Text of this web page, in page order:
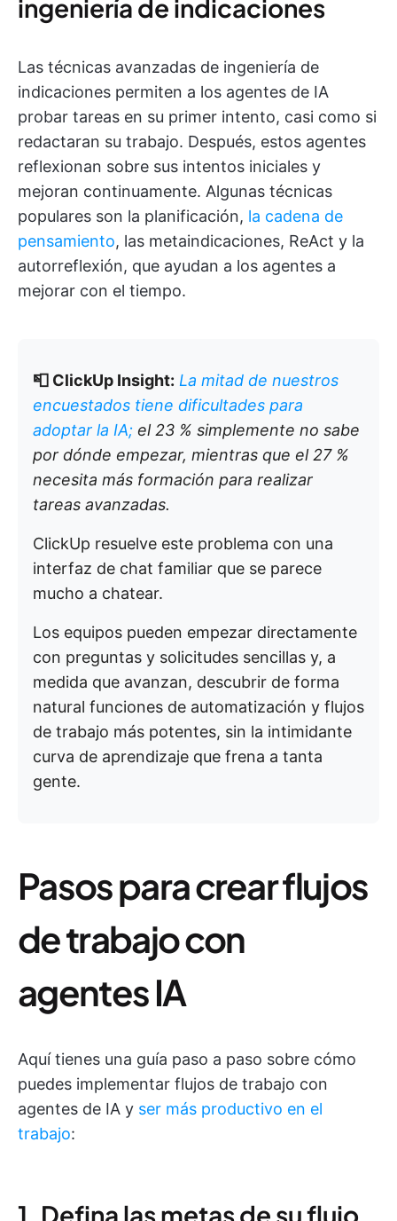
ingeniería de indicaciones
Las técnicas avanzadas de ingeniería de
indicaciones permiten a los agentes de IA
probar tareas en su primer intento, casi como si
redactaran su trabajo. Después, estos agentes
reflexionan sobre sus intentos iniciales y
mejoran continuamente. Algunas técnicas
populares son la planificación, la cadena de
pensamiento, las metaindicaciones, ReAct y la
autorreflexión, que ayudan a los agentes a
mejorar con el tiempo.
📮 ClickUp Insight: La mitad de nuestros
encuestados tiene dificultades para
adoptar la IA; el 23 % simplemente no sabe
por dónde empezar, mientras que el 27 %
necesita más formación para realizar
tareas avanzadas.
ClickUp resuelve este problema con una
interfaz de chat familiar que se parece
mucho a chatear.
Los equipos pueden empezar directamente
con preguntas y solicitudes sencillas y, a
medida que avanzan, descubrir de forma
natural funciones de automatización y flujos
de trabajo más potentes, sin la intimidante
curva de aprendizaje que frena a tanta
gente.
Pasos para crear flujos
de trabajo con
agentes IA
Aquí tienes una guía paso a paso sobre cómo
puedes implementar flujos de trabajo con
agentes de IA y ser más productivo en el
trabajo:
1. Defina las metas de su flujo